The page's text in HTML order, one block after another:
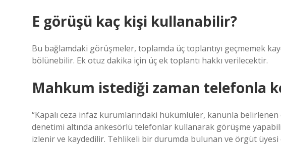
E görüşü kaç kişi kullanabilir?
Bu bağlamdaki görüşmeler, toplamda üç toplantıyı geçmemek
bölünebilir. Ek otuz dakika için üç ek toplantı hakkı verilecektir.
Mahkum istediği zaman telefonla
“Kapalı ceza infaz kurumlarındaki hükümlüler, kanunla
denetimi altında ankesörlü telefonlar kullanarak görüşme
izlenir ve kaydedilir. Tehlikeli bir durumda bulunan ve örgüt üyesi